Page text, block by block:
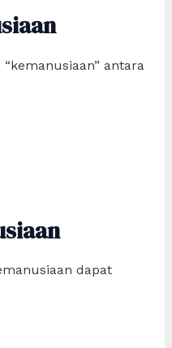
antara
dapat